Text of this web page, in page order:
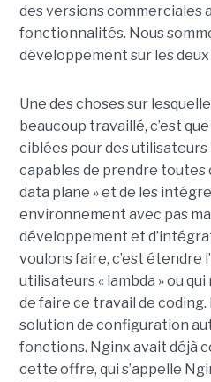
des versions commerciales
fonctionnalités. Nous
développement sur les deux
Une des choses sur
beaucoup travaillé, c’est
ciblées pour des
capables de prendre toutes
data plane » et de les
environnement avec pas
développement et
voulons faire, c’est étendre
utilisateurs « lambda » ou
de faire ce travail de
solution de configuration
fonctions. Nginx avait déjà
cette offre, qui s’appelle